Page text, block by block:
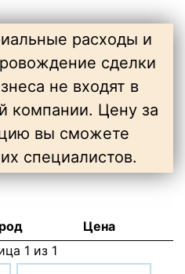
расходы и
сделки
не входят в
компании. Цену за
вы сможете
специалистов.
Цена
1 из 1